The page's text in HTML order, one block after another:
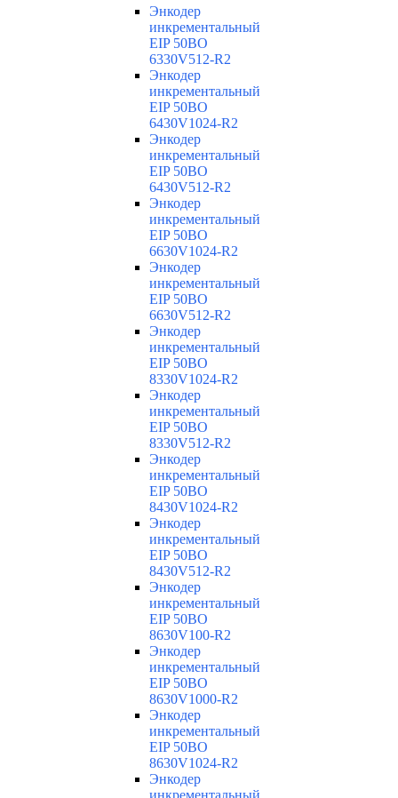
Энкодер
инкрементальный
EIP 50BO
6330V512-R2
Энкодер
инкрементальный
EIP 50BO
6430V1024-R2
Энкодер
инкрементальный
EIP 50BO
6430V512-R2
Энкодер
инкрементальный
EIP 50BO
6630V1024-R2
Энкодер
инкрементальный
EIP 50BO
6630V512-R2
Энкодер
инкрементальный
EIP 50BO
8330V1024-R2
Энкодер
инкрементальный
EIP 50BO
8330V512-R2
Энкодер
инкрементальный
EIP 50BO
8430V1024-R2
Энкодер
инкрементальный
EIP 50BO
8430V512-R2
Энкодер
инкрементальный
EIP 50BO
8630V100-R2
Энкодер
инкрементальный
EIP 50BO
8630V1000-R2
Энкодер
инкрементальный
EIP 50BO
8630V1024-R2
Энкодер